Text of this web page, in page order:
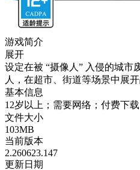
游戏简介
展开
设定在被 “摄像人” 入侵的城市
人，在超市、街道等场景中展开
基本信息
12岁以上；需要网络；付费下载
文件大小
103MB
当前版本
2.260623.147
更新日期